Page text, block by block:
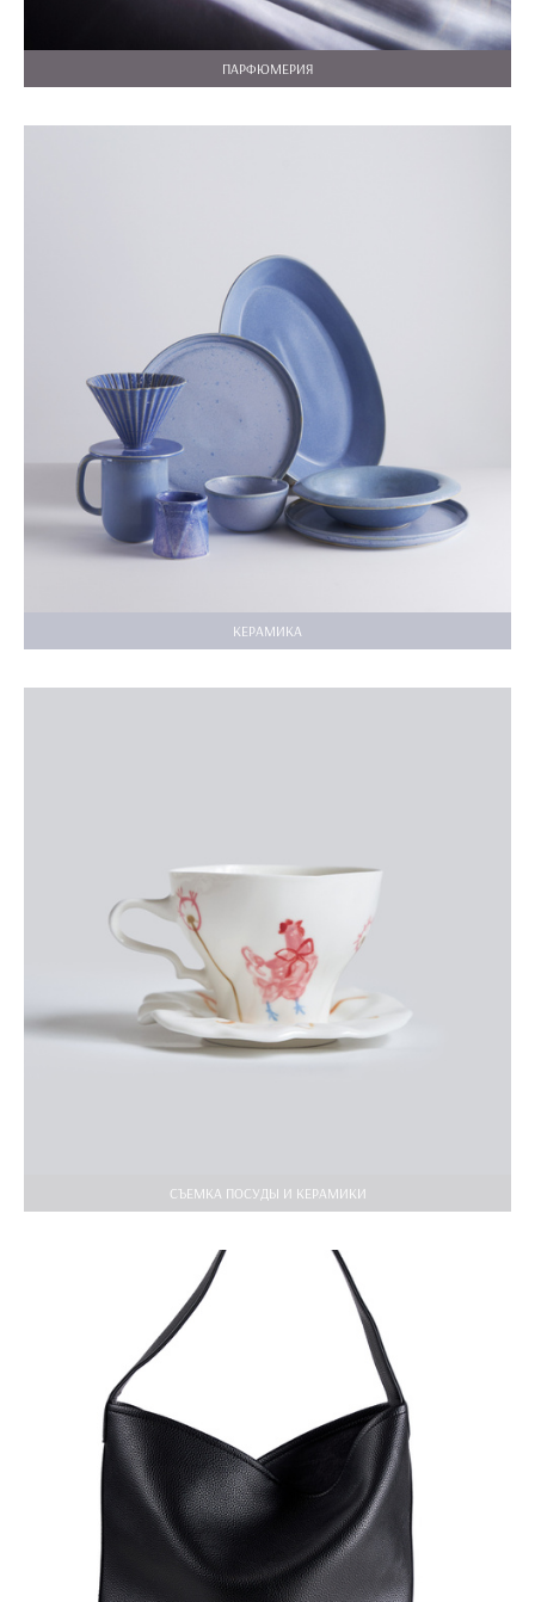
ПАРФЮМЕРИЯ
КЕРАМИКА
СЪЕМКА ПОСУДЫ И КЕРАМИКИ